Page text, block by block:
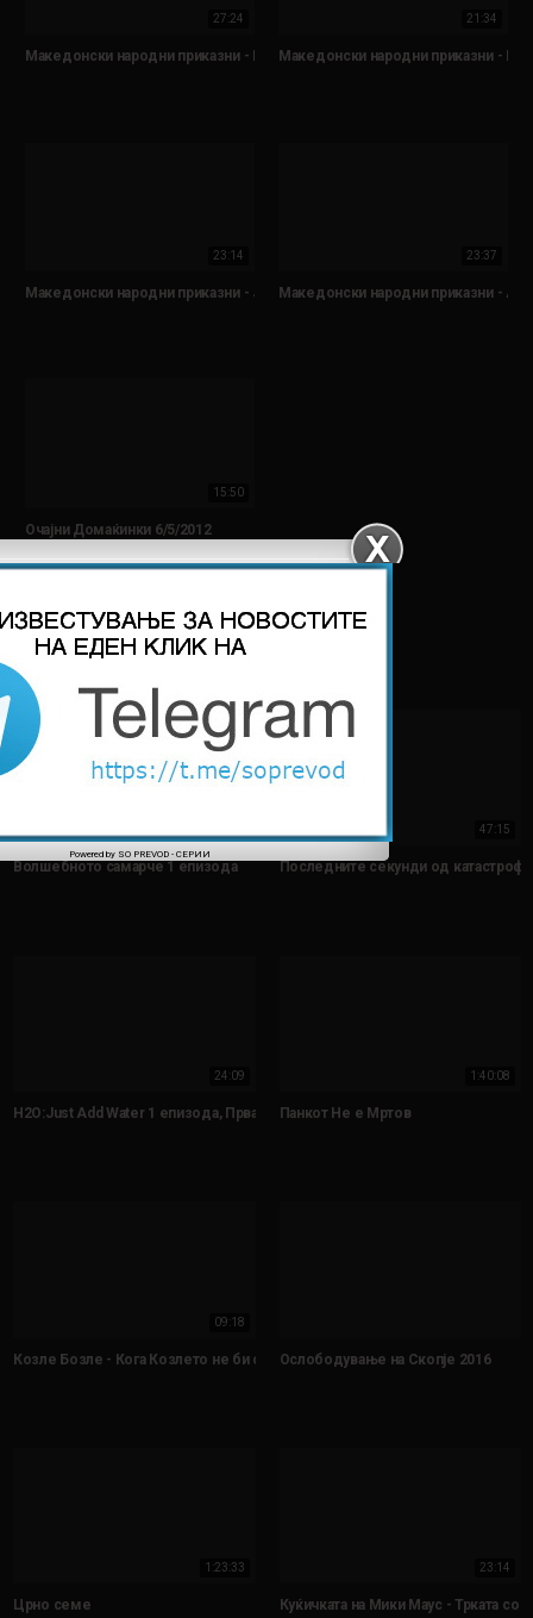
27:24
Македонски народни приказни - Царот што не сакал да умре
21:34
Македонски народни приказни -
23:14
Македонски народни приказни - Јаболкница
23:37
Македонски народни приказни -
15:50
Очајни Домаќинки 6/5/2012
НАЈДОБРИ ВИДЕА
Волшебното самарче 1 епизода
47:15
Последните секунди од
24:09
H2O:Just Add Water 1 епизода, Прва сезона
1:40:08
Панкот Не е Мртов
09:18
Козле Бозле - Кога Козлето не би скокалоОслободување на Скопје 2016
1:23:33
Црно семе
23:14
Куќичката на Мики Маус - Трката со
Powered by SO PREVOD- СЕРИИ